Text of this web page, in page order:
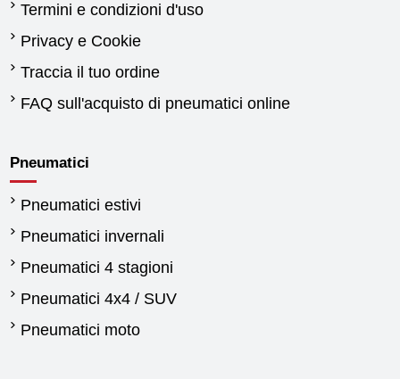
Termini e condizioni d'uso
Privacy e Cookie
Traccia il tuo ordine
FAQ sull'acquisto di pneumatici online
Pneumatici
Pneumatici estivi
Pneumatici invernali
Pneumatici 4 stagioni
Pneumatici 4x4 / SUV
Pneumatici moto